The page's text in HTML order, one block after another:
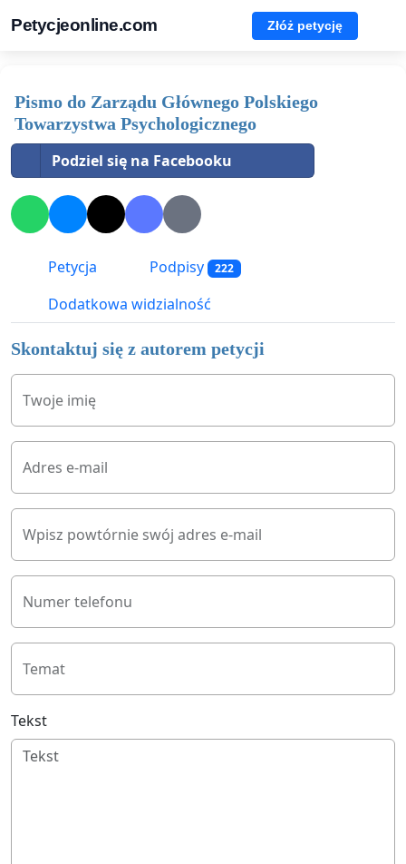
Petycjeonline.com Złóż petycję
Pismo do Zarządu Głównego Polskiego
Towarzystwa Psychologicznego
Podziel się na Facebooku
Petycja Podpisy 222
Dodatkowa widzialność
Skontaktuj się z autorem petycji
Twoje imię
Adres e-mail
Wpisz powtórnie swój adres e-mail
Numer telefonu
Temat
Tekst